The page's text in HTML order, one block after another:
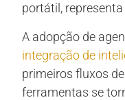
portátil,
A adopção de
integração de
primeiros fluxos
ferramentas se